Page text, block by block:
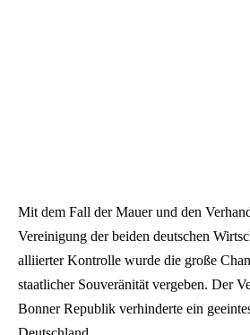
Mit dem Fall der Mauer und den
Vereinigung der beiden deutschen
alliierter Kontrolle wurde die große
staatlicher Souveränität vergeben. Der
Bonner Republik verhinderte ein